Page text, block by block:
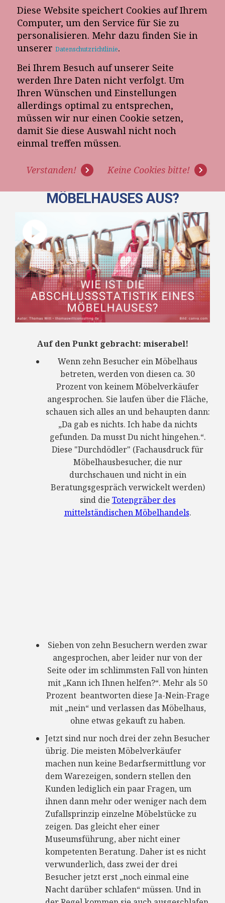
Diese Website speichert Cookies auf Ihrem
Computer, um den Service für Sie zu
personalisieren. Mehr dazu finden Sie in
unserer Datenschutzrichtlinie.
Bei Ihrem Besuch auf unserer Seite
werden Ihre Daten nicht verfolgt. Um
Ihren Wünschen und Einstellungen
allerdings optimal zu entsprechen,
müssen wir nur einen Cookie setzen,
damit Sie diese Auswahl nicht noch
einmal treffen müssen.
Verstanden! Keine Cookies bitte!
E-Mail-Newsletter
Telefon-Termin
[VIDEO] WIE SIEHT EINE
DURCHSCHNITTLICHE
ABSCHLUSSSTATISTIK EINES
MÖBELHAUSES AUS?
Auf den Punkt gebracht: miserabel!
Wenn zehn Besucher ein Möbelhaus
betreten, werden von diesen ca. 30
Prozent von keinem Möbelverkäufer
angesprochen. Sie laufen über die Fläche,
schauen sich alles an und behaupten dann:
„Da gab es nichts. Ich habe da nichts
gefunden. Da musst Du nicht hingehen.“.
Diese "Durchdödler" (Fachausdruck für
Möbelhausbesucher, die nur
durchschauen und nicht in ein
Beratungsgespräch verwickelt werden)
sind die Totengräber des
mittelständischen Möbelhandels.
Sieben von zehn Besuchern werden zwar
angesprochen, aber leider nur von der
Seite oder im schlimmsten Fall von hinten
mit „Kann ich Ihnen helfen?“. Mehr als 50
Prozent beantworten diese Ja-Nein-Frage
mit „nein“ und verlassen das Möbelhaus,
ohne etwas gekauft zu haben.
Jetzt sind nur noch drei der zehn Besucher
übrig. Die meisten Möbelverkäufer
machen nun keine Bedarfsermittlung vor
dem Warezeigen, sondern stellen den
Kunden lediglich ein paar Fragen, um
ihnen dann mehr oder weniger nach dem
Zufallsprinzip einzelne Möbelstücke zu
zeigen. Das gleicht eher einer
Museumsführung, aber nicht einer
kompetenten Beratung. Daher ist es nicht
verwunderlich, dass zwei der drei
Besucher jetzt erst „noch einmal eine
Nacht darüber schlafen“ müssen. Und in